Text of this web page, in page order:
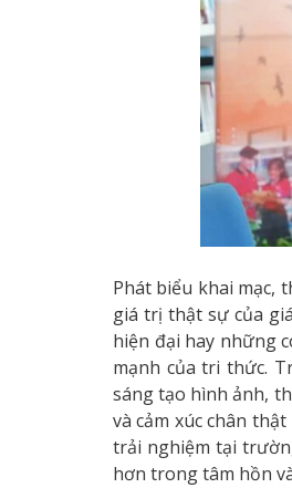
Phát biểu khai mạc,
giá trị thật sự của
hiện đại hay những
mạnh của tri thức.
sáng tạo hình ảnh,
và cảm xúc chân
trải nghiệm tại
hơn trong tâm hồn